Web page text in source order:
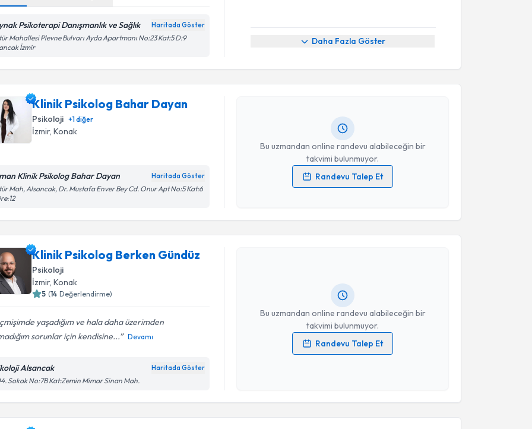
Psikoterapi Danışmanlık ve Sağlık Haritada Göster
Mahallesi Plevne Bulvarı Ayda Apartmanı No:23 Kat:5 D:9
İzmir
Daha Fazla Göster
Klinik Psikolog Bahar Dayan
Psikoloji +1diğer
İzmir, Konak
Klinik Psikolog Bahar Dayan Haritada Göster
Mah, Alsancak, Dr. Mustafa Enver Bey Cd. Onur Apt No:5 Kat:6
Bu uzmandan online randevu alabileceğin bir
takvimi bulunmuyor.
Randevu Talep Et
Randevu Takvimi Talebi
Klinik Psikolog Bahar Dayaniçin randevu takvimi talebi
oluşturun. Size bu uzmandan randevu almanız için bir takvim
Kişisel verilerimin işlenmesine ilişkinAydınlatma Metni
Klinik Psikolog Berken Gündüz
Psikoloji
İzmir, Konak
5 (14 Değerlendirme)
yaşadığım ve hala daha üzerimden
sorunlar için kendisine...
Devamı
Alsancak Haritada Göster
Sokak No:7B Kat:Zemin Mimar Sinan Mah.
Bu uzmandan online randevu alabileceğin bir
takvimi bulunmuyor.
Randevu Talep Et
Randevu Takvimi Talebi
Klinik Psikolog Berken Gündüz
Kişisel verilerimin işlenmesine ilişkinAydınlatma Metni
Takvim Talebini Gönder
Randevu Takvimi Talebi